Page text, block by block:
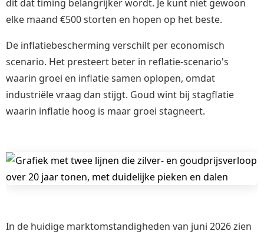
dit dat timing belangrijker wordt. Je kunt niet gewoon
elke maand €500 storten en hopen op het beste.
De inflatiebescherming verschilt per economisch
scenario. Het presteert beter in reflatie-scenario's
waarin groei en inflatie samen oplopen, omdat
industriële vraag dan stijgt. Goud wint bij stagflatie
waarin inflatie hoog is maar groei stagneert.
In de huidige marktomstandigheden van juni 2026 zien